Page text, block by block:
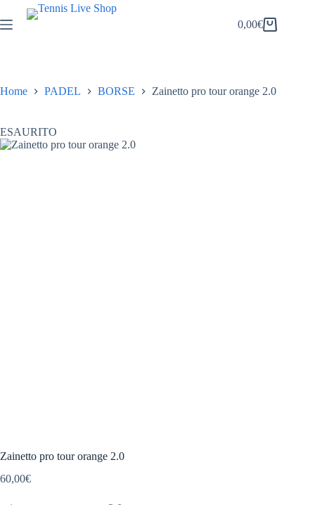
al
contenuto
Carrello
0,00€
Home PADEL BORSE Zainetto pro tour orange 2.0
ESAURITO
Zainetto pro tour orange 2.0
60,00€